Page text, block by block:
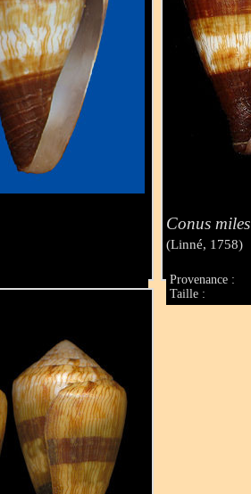
Conus miles
(Linné, 1758)
Provenance :
Taille :